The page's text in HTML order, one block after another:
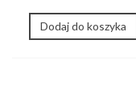
Dodaj do koszyka